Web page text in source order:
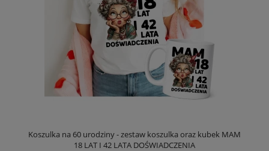
Koszulka na 60 urodziny - zestaw koszulka oraz kubek MAM
18 LAT I 42 LATA DOŚWIADCZENIA